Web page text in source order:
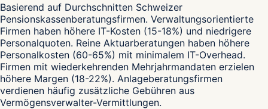
Basierend auf Durchschnitten Schweizer
Pensionskassenberatungsfirmen. Verwaltungsorientierte
Firmen haben höhere IT-Kosten (15-18%) und niedrigere
Personalquoten. Reine Aktuarberatungen haben höhere
Personalkosten (60-65%) mit minimalem IT-Overhead.
Firmen mit wiederkehrenden Mehrjahrmandaten erzielen
höhere Margen (18-22%). Anlageberatungsfirmen
verdienen häufig zusätzliche Gebühren aus
Vermögensverwalter-Vermittlungen.